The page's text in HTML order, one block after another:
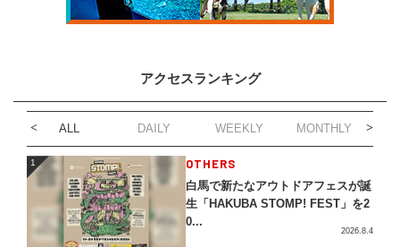
アクセスランキング
ALL DAILY WEEKLY MONTHLY
1 OTHERS
白馬で新たなアウトドアフェスが誕
生「HAKUBA STOMP! FEST」を2
0...
2026.8.4